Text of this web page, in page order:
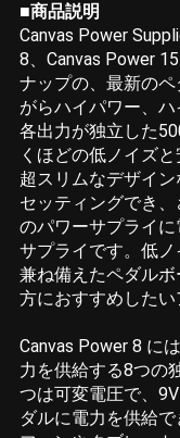
■商品説明
Canvas Power
8、Canvas Power
ナップの、最新の
がらハイパワー、ハ
各出力が独立した
くほどの低ノイズ
超スリムなデザイ
セッティングでき
のパワーサプライ
サプライです。低
兼ね備えたペダル
方におすすめしたい
Canvas Power 8 に
力を供給する8つの
つは可変電圧で、
ダルに電力を供給